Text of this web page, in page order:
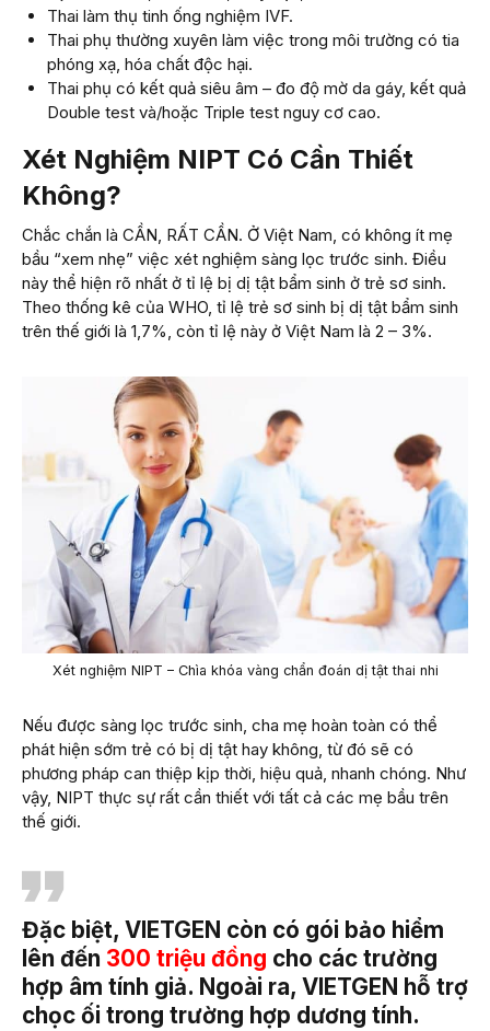
Thai làm thụ tinh ống nghiệm IVF.
Thai phụ thường xuyên làm việc trong môi trường có tia
phóng xạ, hóa chất độc hại.
Thai phụ có kết quả siêu âm – đo độ mờ da gáy, kết quả
Double test và/hoặc Triple test nguy cơ cao.
Xét Nghiệm NIPT Có Cần Thiết
Không?
Chắc chắn là CẦN, RẤT CẦN. Ở Việt Nam, có không ít mẹ
bầu “xem nhẹ” việc xét nghiệm sàng lọc trước sinh. Điều
này thể hiện rõ nhất ở tỉ lệ bị dị tật bẩm sinh ở trẻ sơ sinh.
Theo thống kê của WHO, tỉ lệ trẻ sơ sinh bị dị tật bẩm sinh
trên thế giới là 1,7%, còn tỉ lệ này ở Việt Nam là 2 – 3%.
Xét nghiệm NIPT – Chìa khóa vàng chẩn đoán dị tật thai nhi
Nếu được sàng lọc trước sinh, cha mẹ hoàn toàn có thể
phát hiện sớm trẻ có bị dị tật hay không, từ đó sẽ có
phương pháp can thiệp kịp thời, hiệu quả, nhanh chóng. Như
vậy, NIPT thực sự rất cần thiết với tất cả các mẹ bầu trên
thế giới.
Đặc biệt, VIETGEN còn có gói bảo hiểm
lên đến 300 triệu đồng cho các trường
hợp âm tính giả. Ngoài ra, VIETGEN hỗ trợ
chọc ối trong trường hợp dương tính.